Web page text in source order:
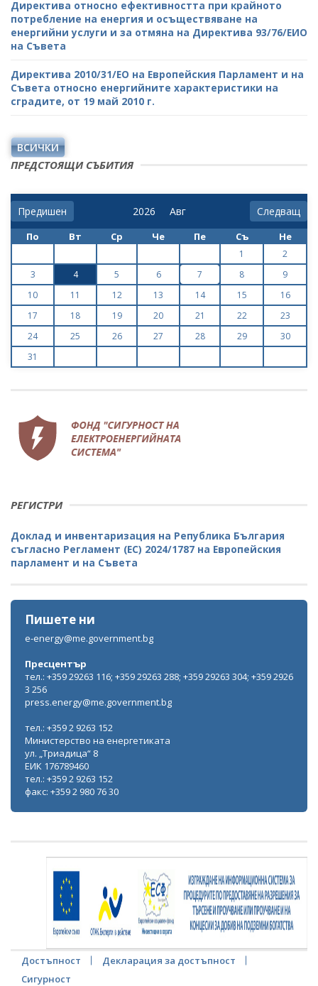
Директива относно ефективността при крайното
потребление на енергия и осъществяване на
енергийни услуги и за отмяна на Директива 93/76/ЕИО
на Съвета
Директива 2010/31/ЕО на Европейския Парламент и на
Съвета относно енергийните характеристики на
сградите, от 19 май 2010 г.
ВСИЧКИ
ПРЕДСТОЯЩИ СЪБИТИЯ
Предишен Следващ
По Вт Ср Че Пе Съ Не
1
2
3
4 5 6 7 8
9
10
11 12 13 14 15
16
17
18 19 20 21 22
23
24
25 26 27 28 29
30
31
РЕГИСТРИ
Доклад и инвентаризация на Република България
съгласно Регламент (ЕС) 2024/1787 на Европейския
парламент и на Съвета
Пишете ни
e-energy@me.government.bg
Пресцентър
тел.: +359 29263 116; +359 29263 288; +359 29263 304; +359 2926
3 256
press.energy@me.government.bg
тел.: +359 2 9263 152
Министерство на енергетиката
ул. „Триадица“ 8
ЕИК 176789460
тел.: +359 2 9263 152
факс: +359 2 980 76 30
Достъпност
Декларация за достъпност
Сигурност